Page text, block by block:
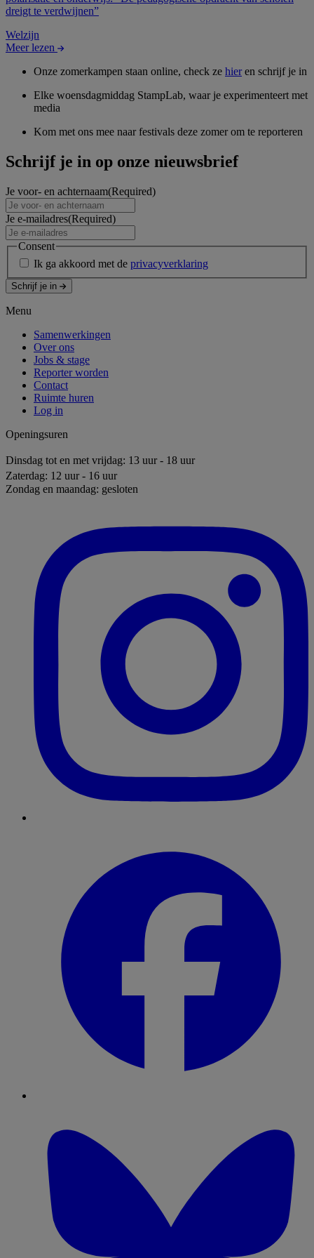
dreigt te verdwijnen”
Welzijn
Meer lezen
Onze zomerkampen staan online, check ze hieren schrijf je in
Elke woensdagmiddag StampLab, waar je experimenteert met
media
Kom met ons mee naar festivals deze zomer om te reporteren
Schrijf je in op onze nieuwsbrief
Je voor- en achternaam(Required)
Je e-mailadres(Required)
Consent
Ik ga akkoord met de privacyverklaring
Schrijf je in
Menu
Samenwerkingen
Over ons
Jobs & stage
Reporter worden
Contact
Ruimte huren
Log in
Openingsuren
Dinsdag tot en met vrijdag: 13 uur - 18 uur
Zaterdag: 12 uur - 16 uur
Zondag en maandag: gesloten